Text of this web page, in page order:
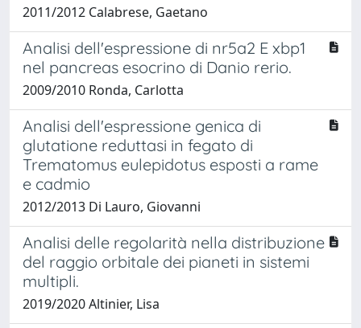
2011/2012 Calabrese, Gaetano
Analisi dell'espressione di nr5a2 E xbp1
nel pancreas esocrino di Danio rerio.
2009/2010 Ronda, Carlotta
Analisi dell'espressione genica di
glutatione reduttasi in fegato di
Trematomus eulepidotus esposti a rame
e cadmio
2012/2013 Di Lauro, Giovanni
Analisi delle regolarità nella distribuzione
del raggio orbitale dei pianeti in sistemi
multipli.
2019/2020 Altinier, Lisa